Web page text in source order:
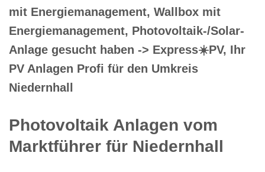
mit Energiemanagement, Wallbox mit
Energiemanagement, Photovoltaik-/Solar-
Anlage gesucht haben -> Express☀️PV️, Ihr
PV Anlagen Profi für den Umkreis
Niedernhall
Photovoltaik Anlagen vom
Marktführer für Niedernhall